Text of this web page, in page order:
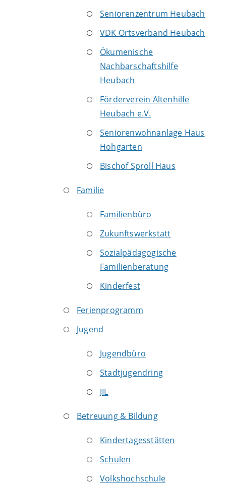
Seniorenzentrum Heubach
VDK Ortsverband Heubach
Ökumenische
Nachbarschaftshilfe
Heubach
Förderverein Altenhilfe
Heubach e.V.
Seniorenwohnanlage Haus
Hohgarten
Bischof Sproll Haus
Familie
Familienbüro
Zukunftswerkstatt
Sozialpädagogische
Familienberatung
Kinderfest
Ferienprogramm
Jugend
Jugendbüro
Stadtjugendring
JIL
Betreuung & Bildung
Kindertagesstätten
Schulen
Volkshochschule